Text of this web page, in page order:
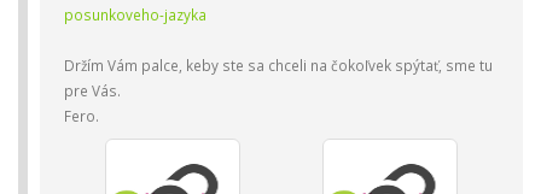
posunkoveho-jazyka
Držím Vám palce, keby ste sa chceli na čokoľvek spýtať, sme tu
pre Vás.
Fero.